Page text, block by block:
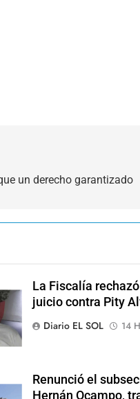
un derecho garantizado
La Fiscalía
juicio contra Pity
Diario EL SOL
14
Renunció el
Hernán Ocampo,